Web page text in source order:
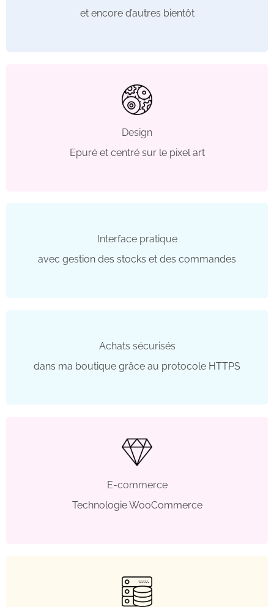
et encore d’autres bientôt
Design
Epuré et centré sur le pixel art
Interface pratique
avec gestion des stocks et des commandes
Achats sécurisés
dans ma boutique grâce au protocole HTTPS
E-commerce
Technologie WooCommerce